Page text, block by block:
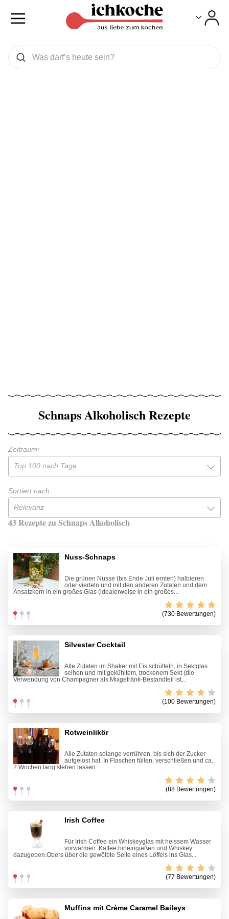
Was wollen Sie suchen
Suchen
Schnaps Alkoholisch Rezepte
Zeitraum:
Top 100 nach Tage
Sortiert nach:
Relevanz
43 Rezepte zu Schnaps Alkoholisch
Nuss-Schnaps
Die grünen Nüsse (bis Ende Juli ernten) halbieren
oder vierteln und mit den anderen Zutaten und dem
Ansatzkorn in ein großes Glas (idealerweise in ein großes...
(730 Bewertungen)
Silvester Cocktail
Alle Zutaten im Shaker mit Eis schütteln, in Sektglas
seihen und mit gekühltem, trockenem Sekt (die
Verwendung von Champagner als Mixgetränk-Bestandteil ist...
(100 Bewertungen)
Rotweinlikör
Alle Zutaten solange verrühren, bis sich der Zucker
aufgelöst hat. In Flaschen füllen, verschließen und ca.
2 Wochen lang stehen lassen.
(88 Bewertungen)
Irish Coffee
Für Irish Coffee ein Whiskeyglas mit heissem Wasser
vorwärmen. Kaffee hineingießen und Whiskey
dazugeben.Obers über die gewölbte Seite eines Löffels ins Glas...
(77 Bewertungen)
Muffins mit Crème Caramel Baileys